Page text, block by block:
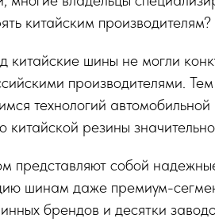
китайским производителям?
китайские шины не могли
производителями.
технологий
китайской резины
представляют собой
шинам даже премиум-
брендов и десятки